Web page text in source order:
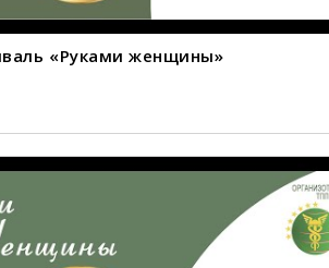
«Руками женщины»